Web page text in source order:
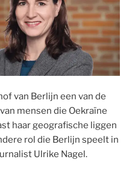
van Berlijn een van de
mensen die Oekraïne
haar geografische liggen
rol die Berlijn speelt in
Ulrike Nagel.